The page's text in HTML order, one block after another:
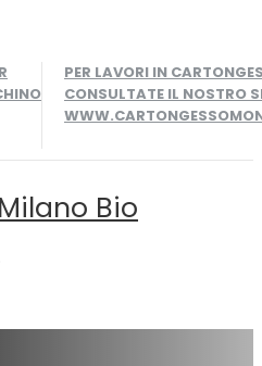
PER LAVORI IN
CONSULTATE IL NOSTRO
Bio